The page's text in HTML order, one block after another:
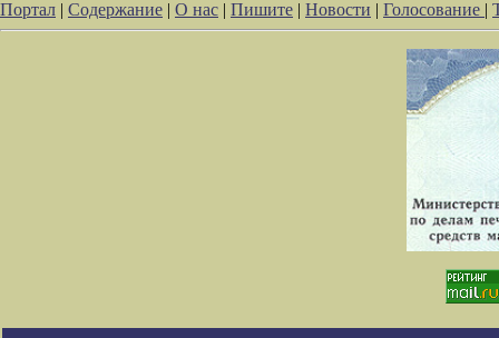
Портал | Содержание | О нас | Пишите | Новости | Голосование |